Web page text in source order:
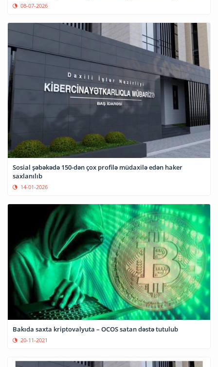
08-07-2026
Sosial şəbəkədə 150-dən çox profilə müdaxilə edən haker
saxlanılıb
14-01-2026
Bakıda saxta kriptovalyuta – OCOS satan dəstə tutulub
20-11-2021